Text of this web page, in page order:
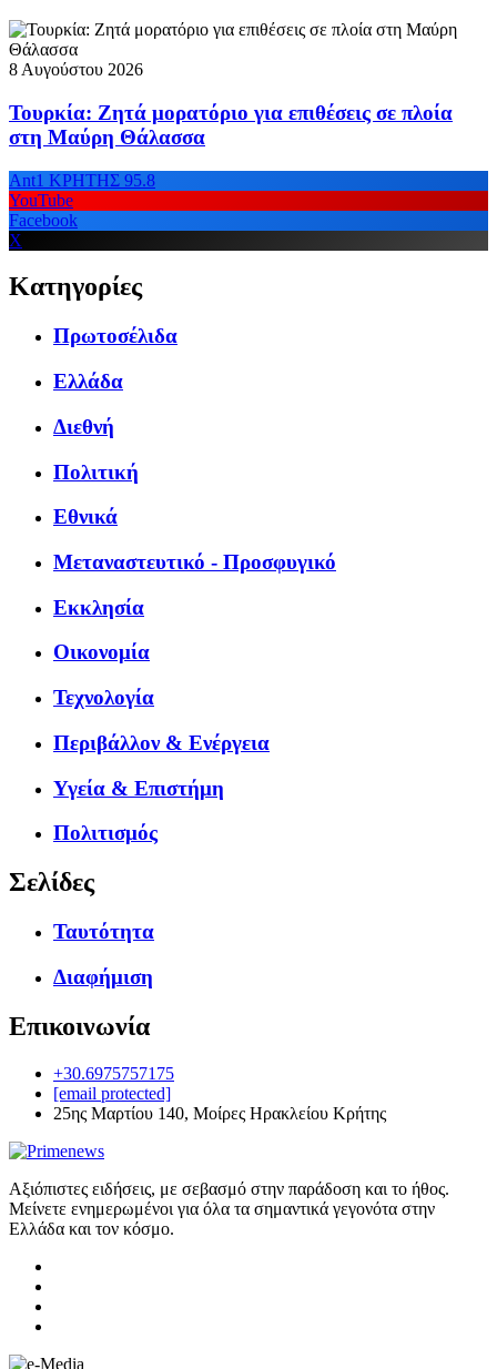
8 Αυγούστου 2026
Τουρκία: Ζητά μορατόριο για επιθέσεις σε πλοία
στη Μαύρη Θάλασσα
Ant1 ΚΡΗΤΗΣ 95.8
YouTube
Facebook
X
Κατηγορίες
Πρωτοσέλιδα
Ελλάδα
Διεθνή
Πολιτική
Εθνικά
Μεταναστευτικό - Προσφυγικό
Εκκλησία
Οικονομία
Τεχνολογία
Περιβάλλον & Ενέργεια
Υγεία & Επιστήμη
Πολιτισμός
Σελίδες
Ταυτότητα
Διαφήμιση
Επικοινωνία
+30.6975757175
[email protected]
25ης Μαρτίου 140, Μοίρες Ηρακλείου Κρήτης
Αξιόπιστες ειδήσεις, με σεβασμό στην παράδοση και το ήθος.
Μείνετε ενημερωμένοι για όλα τα σημαντικά γεγονότα στην
Ελλάδα και τον κόσμο.